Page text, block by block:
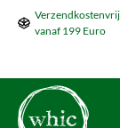
Naar deVerzendkostenvrij
vanaf 199 Euro